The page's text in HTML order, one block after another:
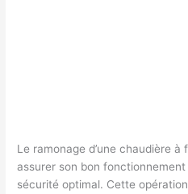
Le ramonage d’une chaudière
assurer son bon
sécurité optimal. Cette